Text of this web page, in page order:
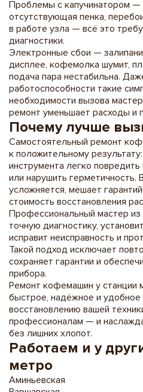
Проблемы с капучинатором —
отсутствующая пенка,
в работе узла — всё это
диагностики.
Электронные сбои —
дисплее, кофемолка шумит,
подача пара нестабильна.
работоспособности такие
необходимости вызова
ремонт уменьшает расходы и
Почему лучше
Самостоятельный ремонт
к положительному
инструмента легко
или нарушить герметичность.
усложняется, мешает
стоимость восстановления
Профессиональный мастер
точную диагностику,
исправит неисправность и
Такой подход исключает
сохраняет гарантии и
прибора.
Ремонт кофемашин у станции
быстрое, надёжное и
восстановлению вашей
профессионалам — и
без лишних хлопот.
Работаем и у
метро
Аминьевская